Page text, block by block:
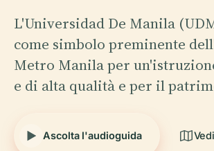
L'Universidad De Manila
come simbolo preminente
Metro Manila per
e di alta qualità e per il
Ascolta l'audioguida